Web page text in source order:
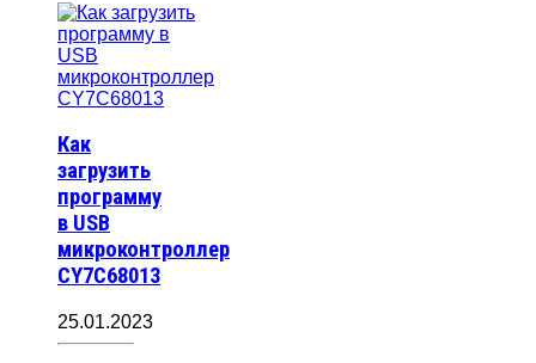
Как
загрузить
программу
в USB
микроконтроллер
CY7C68013
25.01.2023